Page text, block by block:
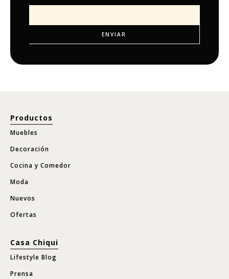
Productos
Muebles
Decoración
Cocina y Comedor
Moda
Nuevos
Ofertas
Casa Chiqui
Lifestyle Blog
Prensa